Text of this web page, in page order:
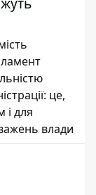
це,
і для
влади